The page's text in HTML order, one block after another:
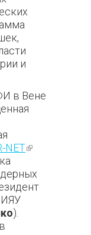
и
в Вене
NET(внешняя
).